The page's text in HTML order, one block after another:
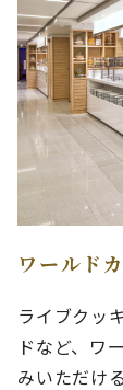
ワールド
ライブクッ
ドなど、ワ
みいただけ